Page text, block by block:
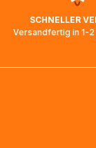
ankommen und
bearbeitet
Bitte kontaktieren
Lieferadressen
SCHNELLER
Versandfertig in 1-